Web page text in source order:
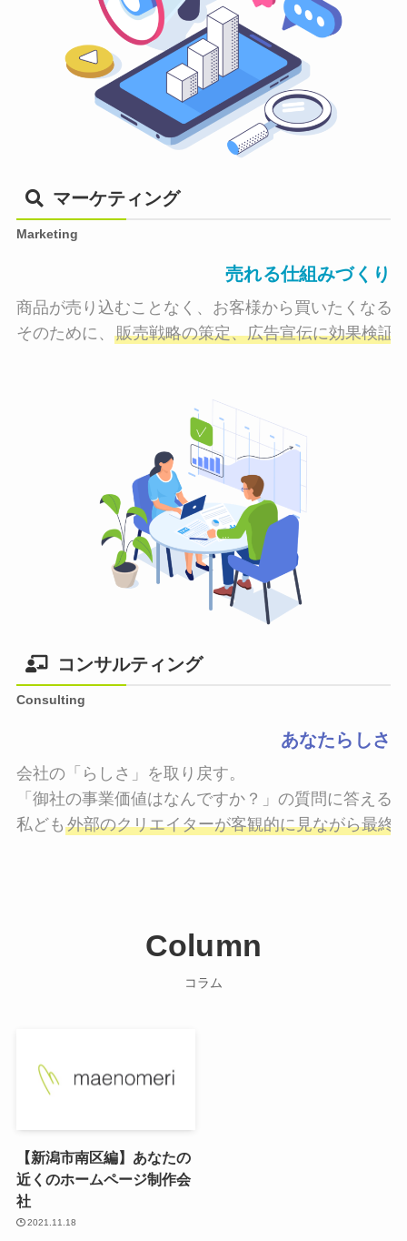
マーケティング
Marketing
売れる仕組みづくり
商品が売り込むことなく、お客様から買いたくなる
そのために、 販売戦略の策定、広告宣伝に効果検証
コンサルティング
Consulting
あなたらしさ
会社の「らしさ」を取り戻す。
「御社の事業価値はなんですか？」の質問に答える
私ども 外部のクリエイターが客観的に見ながら最終
Column
コラム
【新潟市南区編】あなたの
近くのホームページ制作会
社
2021.11.18